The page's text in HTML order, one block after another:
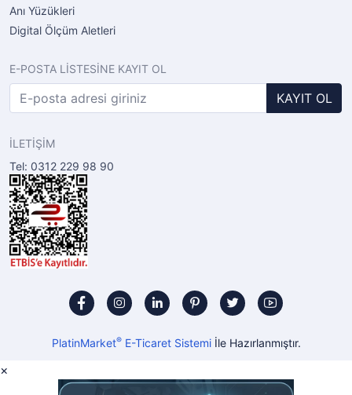
Anı Yüzükleri
Digital Ölçüm Aletleri
E-POSTA LİSTESİNE KAYIT OL
KAYIT OL
İLETİŞİM
Tel: 0312 229 98 90
PlatinMarket®E-Ticaret Sistemiİle Hazırlanmıştır.
×